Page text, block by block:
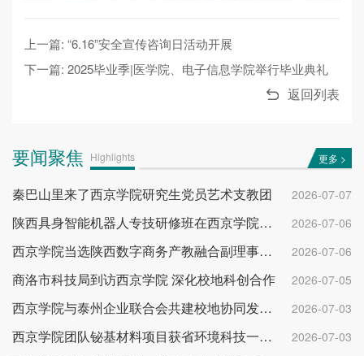
上一篇: “6.16”安全宣传咨询日活动开展
下一篇: 2025毕业季|医学院、电子信息学院举行毕业典礼
返回列表
要闻聚焦 Highlights 更多 >
秦巴山里来了西京学院研究生党员艺术支教团 2026-07-07
陕西具身智能机器人专技研修班在西京学院开班 2026-07-06
西京学院当选陕西数字商务产教融合副理事长单位 2026-07-06
商洛市科技局到访西京学院 深化校地科创合作 2026-07-05
西京学院与泰州企业联合会共建校地协同发展平台 2026-07-03
西京学院团队铋基材料项目获省环境科技一等奖 2026-07-03